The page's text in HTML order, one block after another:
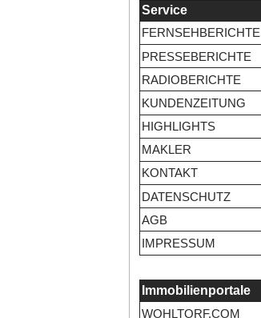
Service
FERNSEHBERICHTE
PRESSEBERICHTE
RADIOBERICHTE
KUNDENZEITUNG
HIGHLIGHTS
MAKLER
KONTAKT
DATENSCHUTZ
AGB
IMPRESSUM
Immobilienportale
WOHLTORF.COM